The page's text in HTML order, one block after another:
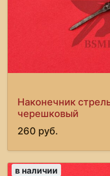
Наконечник
черешковый
260 руб.
в наличии